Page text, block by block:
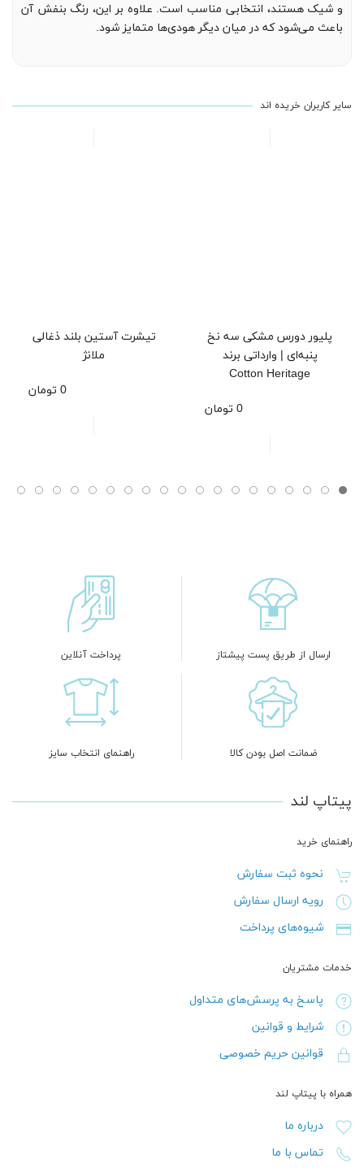
و شیک هستند، انتخابی مناسب است. علاوه بر این، رنگ بنفش آن
باعث می‌شود که در میان دیگر هودی‌ها متمایز شود.
سایر کاربران خریده اند
پلیور دورس مشکی سه نخ
پنبه‌ای | وارداتی برند
Cotton Heritage
0 تومان
تیشرت آستین بلند ذغالی
ملانژ
0 تومان
ارسال از طریق پست پیشتاز پرداخت آنلاین
ضمانت اصل بودن کالا راهنمای انتخاب سایز
پیتاپ لند
راهنمای خرید
نحوه ثبت سفارش
رویه ارسال سفارش
شیوه‌های پرداخت
خدمات مشتریان
پاسخ به پرسش‌های متداول
شرایط و قوانین
قوانین حریم خصوصی
همراه با پیتاپ لند
درباره ما
تماس با ما